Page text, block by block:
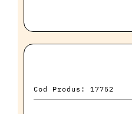
Cod Produs: 17752